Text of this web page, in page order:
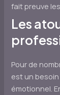
fait preuve
Les
Pour de
est un
émotionnel.